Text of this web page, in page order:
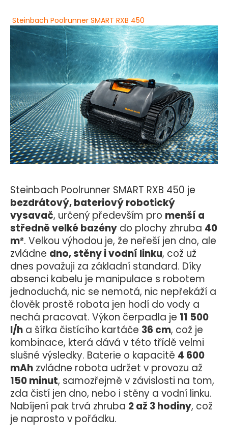
Steinbach Poolrunner SMART RXB 450
Steinbach Poolrunner SMART RXB 450 je
bezdrátový, bateriový robotický
vysavač, určený především pro menší a
středně velké bazény do plochy zhruba 40
m². Velkou výhodou je, že neřeší jen dno, ale
zvládne dno, stěny i vodní linku, což už
dnes považuji za základní standard. Díky
absenci kabelu je manipulace s robotem
jednoduchá, nic se nemotá, nic nepřekáží a
člověk prostě robota jen hodí do vody a
nechá pracovat. Výkon čerpadla je 11 500
l/h a šířka čistícího kartáče 36 cm, což je
kombinace, která dává v této třídě velmi
slušné výsledky. Baterie o kapacitě 4 600
mAh zvládne robota udržet v provozu až
150 minut, samozřejmě v závislosti na tom,
zda čistí jen dno, nebo i stěny a vodní linku.
Nabíjení pak trvá zhruba 2 až 3 hodiny, což
je naprosto v pořádku.